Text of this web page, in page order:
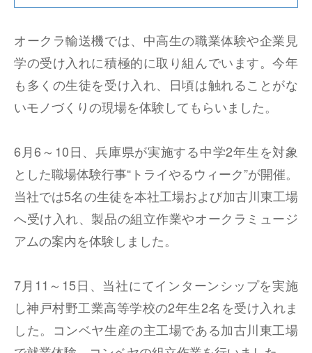
オークラ輸送機では、中高生の職業体験や企業見
学の受け入れに積極的に取り組んでいます。今年
も多くの生徒を受け入れ、日頃は触れることがな
いモノづくりの現場を体験してもらいました。
6月6～10日、兵庫県が実施する中学2年生を対象
とした職場体験行事“トライやるウィーク”が開催。
当社では5名の生徒を本社工場および加古川東工場
へ受け入れ、製品の組立作業やオークラミュージ
アムの案内を体験しました。
7月11～15日、当社にてインターンシップを実施
し神戸村野工業高等学校の2年生2名を受け入れま
した。コンベヤ生産の主工場である加古川東工場